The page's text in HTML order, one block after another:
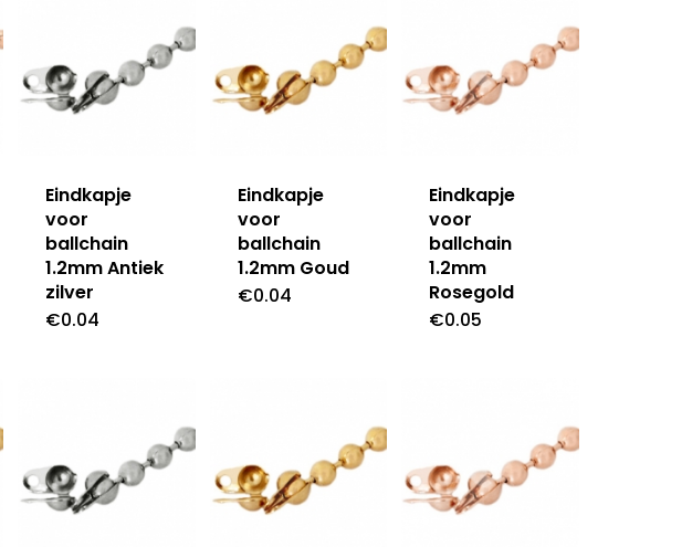
Eindkapje
voor
ballchain
1.2mm Antiek
zilver
€0.04
Eindkapje
voor
ballchain
1.2mm Goud
€0.04
Eindkapje
voor
ballchain
1.2mm
Rosegold
€0.05